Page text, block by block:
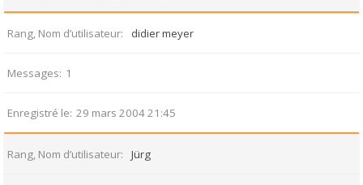
Rang, Nom d’utilisateur didier meyer
Messages 1
Enregistré le 29 mars 2004 21:45
Rang, Nom d’utilisateur Jürg